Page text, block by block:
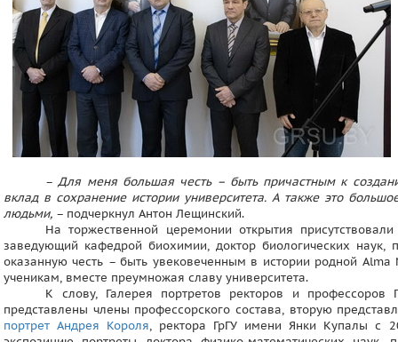
–Для меня большая честь – быть причастным к
вклад в сохранение истории университета. А также это
людьми, – подчеркнул Антон Лещинский.
На торжественной церемонии открытия
заведующий кафедрой биохимии, доктор биологических наук,
оказанную честь – быть увековеченным в истории родной
ученикам, вместе преумножая славу университета.
К слову, Галерея портретов ректоров и
представлены члены профессорского состава, вторую
портрет Андрея Короля, ректора ГрГУ имени Янки Купалы с